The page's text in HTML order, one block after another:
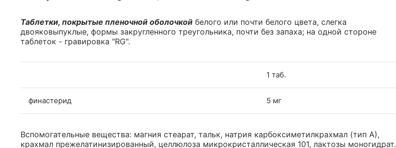
Таблетки, покрытые пленочной оболочкой белого или почти белого цвета, слегка
двояковыпуклые, формы закругленного треугольника, почти без запаха; на одной стороне
таблеток - гравировка "RG".
1 таб.
финастерид 5 мг
Вспомогательные вещества: магния стеарат, тальк, натрия карбоксиметилкрахмал (тип А),
крахмал прежелатинизированный, целлюлоза микрокристаллическая 101, лактозы моногидрат.